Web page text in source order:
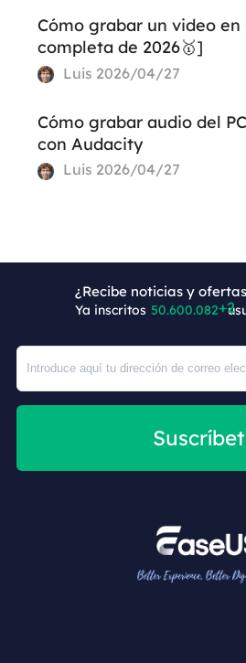
Cómo grabar un video en
completa de 2026🥇]
Luis 2026/04/27
Cómo grabar audio del
con Audacity
Luis 2026/04/27
¿Recibe noticias y
Ya inscritos 50.600.084